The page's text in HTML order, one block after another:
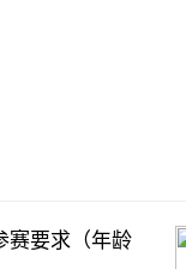
赛要求（年龄